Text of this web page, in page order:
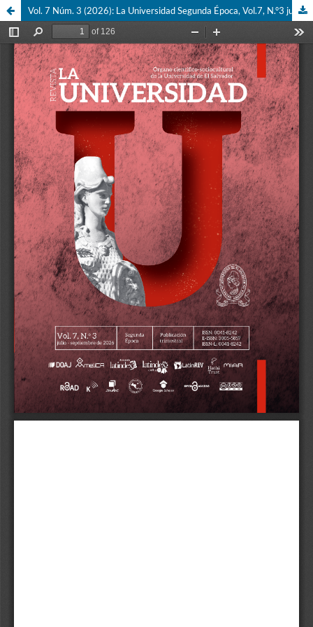
Vol. 7 Núm. 3 (2026): La Universidad Segunda Época, Vol.7, N.°3 julio-septiembre de 2026